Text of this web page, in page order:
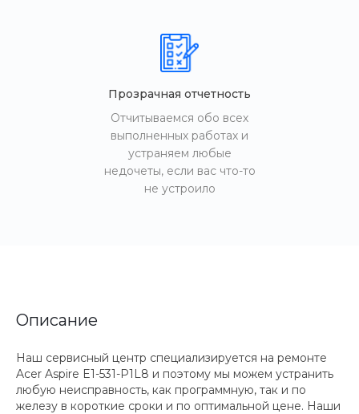
Прозрачная отчетность
Отчитываемся обо всех
выполненных работах и
устраняем любые
недочеты, если вас что-то
не устроило
Описание
Наш сервисный центр специализируется на ремонте
Acer Aspire E1-531-P1L8 и поэтому мы можем устранить
любую неисправность, как программную, так и по
железу в короткие сроки и по оптимальной цене. Наши